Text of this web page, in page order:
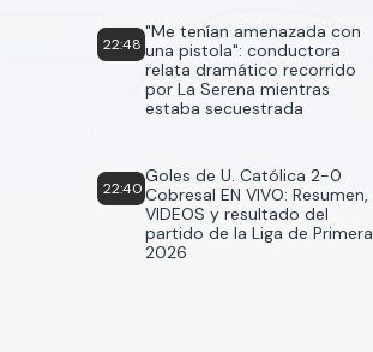
22:48
"Me tenían amenazada con
una pistola": conductora
relata dramático recorrido
por La Serena mientras
estaba secuestrada
22:40
Goles de U. Católica 2-0
Cobresal EN VIVO: Resumen,
VIDEOS y resultado del
partido de la Liga de Primera
2026